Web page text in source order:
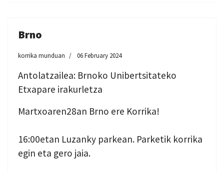
Brno
korrika munduan 06 February 2024
Antolatzailea: Brnoko Unibertsitateko
Etxapare irakurletza
Martxoaren28an Brno ere Korrika!
16:00etan Luzanky parkean. Parketik korrika
egin eta gero jaia.